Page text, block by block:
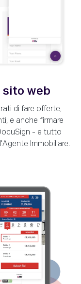
web
di fare offerte,
e anche firmare
- e tutto
Immobiliare.